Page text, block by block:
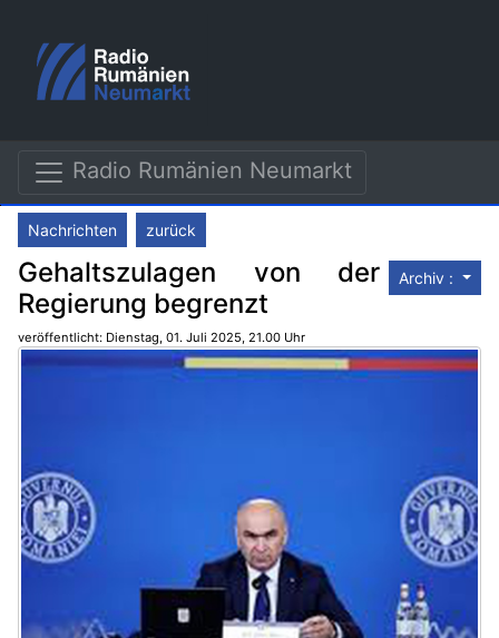
Radio Rumänien Neumarkt
Nachrichten zurück
Archiv :
Gehaltszulagen von der
Regierung begrenzt
veröffentlicht: Dienstag, 01. Juli 2025, 21.00 Uhr